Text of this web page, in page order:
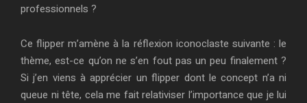
professionnels ?
Ce flipper m’amène à la réflexion iconoclaste suivante : le
thème, est-ce qu’on ne s’en fout pas un peu finalement ?
Si j’en viens à apprécier un flipper dont le concept n’a ni
queue ni tête, cela me fait relativiser l’importance que je lui